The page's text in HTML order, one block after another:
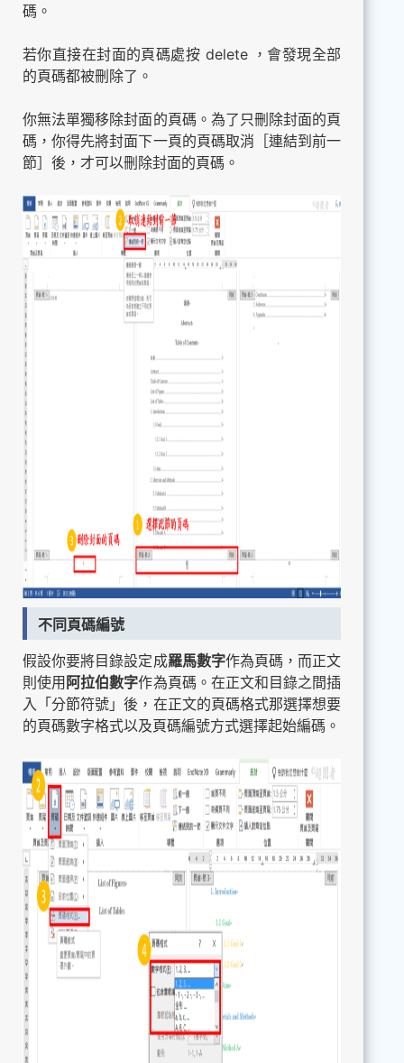
碼。
若你直接在封面的頁碼處按 delete ，會發現全部
的頁碼都被刪除了。
你無法單獨移除封面的頁碼。為了只刪除封面的頁
碼，你得先將封面下一頁的頁碼取消［連結到前一
節］後，才可以刪除封面的頁碼。
不同頁碼編號
假設你要將目錄設定成羅馬數字作為頁碼，而正文
則使用 阿拉伯數字作為頁碼。在正文和目錄之間插
入「分節符號」後，在正文的頁碼格式那選擇想要
的頁碼數字格式以及頁碼編號方式選擇起始編碼。